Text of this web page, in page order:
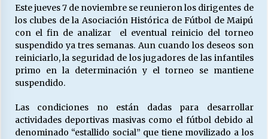
13/07/2026
25/06/2026
23/06/2026
Este jueves 7 de noviembre se reunieron los dirigentes de
los clubes de la Asociación Histórica de Fútbol de Maipú
con el fin de analizar el eventual reinicio del torneo
suspendido ya tres semanas. Aun cuando los deseos son
reiniciarlo, la seguridad de los jugadores de las infantiles
primo en la determinación y el torneo se mantiene
suspendido.
Las condiciones no están dadas para desarrollar
actividades deportivas masivas como el fútbol debido al
denominado “estallido social” que tiene movilizado a los